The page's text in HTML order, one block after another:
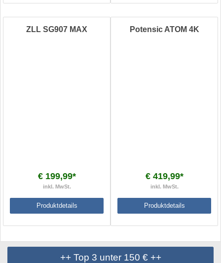
ZLL SG907 MAX
€ 199,99*
inkl. MwSt.
Produktdetails
Potensic ATOM 4K
€ 419,99*
inkl. MwSt.
Produktdetails
++ Top 3 unter 150 € ++